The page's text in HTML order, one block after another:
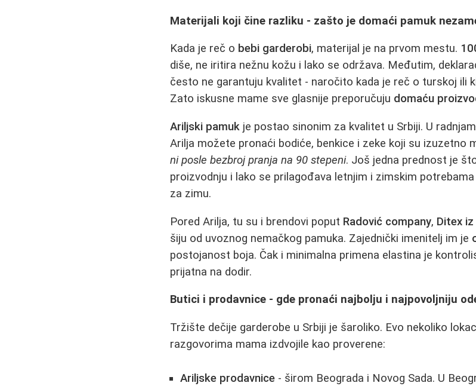
Materijali koji čine razliku - zašto je domaći pamuk
Kada je reč o bebi garderobi, materijal je na prvom mestu.
diše, ne iritira nežnu kožu i lako se održava. Međutim,
često ne garantuju kvalitet - naročito kada je reč o turskoj ili
Zato iskusne mame sve glasnije preporučuju domaću
Ariljski pamuk je postao sinonim za kvalitet u Srbiji. U
Arilja možete pronaći bodiće, benkice i zeke koji su izuzetno
ni posle bezbroj pranja na 90 stepeni. Još jedna prednost je
proizvodnju i lako se prilagođava letnjim i zimskim
za zimu.
Pored Arilja, tu su i brendovi poput Radović company, Ditex
šiju od uvoznog nemačkog pamuka. Zajednički imenitelj im je
postojanost boja. Čak i minimalna primena elastina je
prijatna na dodir.
Butici i prodavnice - gde pronaći najbolju i najpovoljniju
Tržište dečije garderobe u Srbiji je šaroliko. Evo nekoliko
razgovorima mama izdvojile kao proverene:
Ariljske prodavnice - širom Beograda i Novog Sada. U